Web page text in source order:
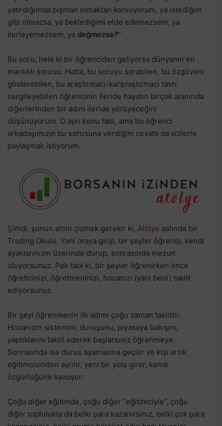
yatırdığımda pişman olmaktan korkuyorum, ya istediğim
gibi olmazsa, ya beklediğimi elde edemezsem, ya
ilerleyemezsem, ya değmezse?”
Bu soru, hele ki bir öğrenciden geliyorsa dünyanın en
mantıklı sorusu. Hatta, bu soruyu sorabilen, bu özgüveni
gösterebilen, bu araştırmacı-karşılaştırmacı tavrı
sergileyebilen öğrencinin ileride hayatın birçok alanında
diğerlerinden bir adım ileride yürüyeceğini
düşünüyorum. O ayrı konu tabi, ama bu öğrenci
arkadaşımızın bu sorusuna verdiğim cevabı da sizlerle
paylaşmak istiyorum.
Şimdi, şunun altını çizmek gerekir ki, Atölye aslında bir
Trading Okulu. Yani oraya girip, bir şeyler öğrenip, kendi
ayaklarınızın üzerinde durup, sonrasında mezun
oluyorsunuz. Pek tabi ki, bir şeyler öğrenirken önce
öğreticinizi, öğretmeninizi, hocanızı (yani beni) taklit
ediyorsunuz.
Bir şeyi öğrenmenin ilk adımı çoğu zaman taklittir.
Hocanızın sistemini, duruşunu, piyasaya bakışını,
yaptıklarını taklit ederek başlarsınız öğrenmeye.
Sonrasında ise duruş aşamasına geçilir ve kişi artık
eğitimcisinden ayrılır, yeni bir yola girer, kendi
özgürlüğüne kavuşur.
Çoğu diğer eğitimde, çoğu diğer “eğitimciyle”, çoğu
diğer toplulukla da belki para kazanırsınız, belki çok para